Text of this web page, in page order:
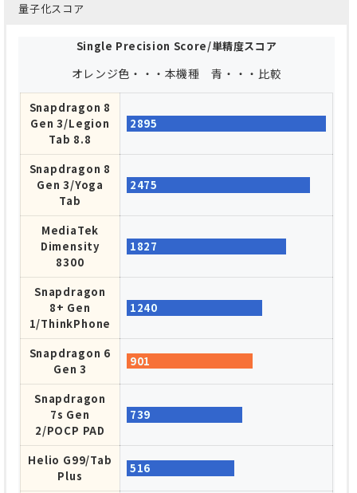
Snapdragon
730G
551
MediaTek
Helio G90T
495
Snapdragon
680
413
Helio G85 403
量子化スコア
Single Precision Score/単精度スコア
オレンジ色・・・本機種 青・・・比較
Snapdragon 8
Gen 3/Legion
Tab 8.8
2895
Snapdragon 8
Gen 3/Yoga
Tab
2475
MediaTek
Dimensity
8300
1827
Snapdragon
8+ Gen
1/ThinkPhone
1240
Snapdragon 6
Gen 3
901
Snapdragon
7s Gen
2/POCP PAD
739
Helio G99/Tab
Plus
516